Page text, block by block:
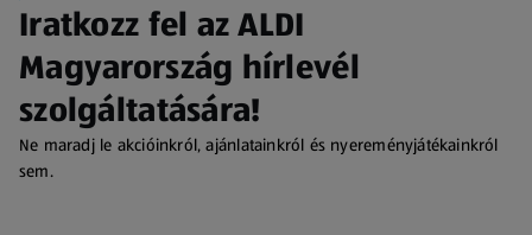
Iratkozz fel az ALDI
Magyarország hírlevél
szolgáltatására!
Ne maradj le akcióinkról, ajánlatainkról és nyereményjátékainkról
sem.